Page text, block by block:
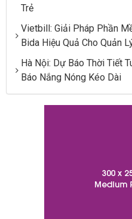
Trẻ
Vietbill: Giải Pháp Phần
Bida Hiệu Quả Cho Quản
Hà Nội: Dự Báo Thời Tiết
Báo Nắng Nóng Kéo Dài